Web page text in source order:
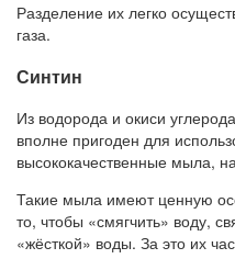
Разделение их легко
газа.
Синтин
Из водорода и окиси
вполне пригоден для
высококачественные мыла,
Такие мыла имеют ценную
то, чтобы «смягчить» воду,
«жёсткой» воды. За это их